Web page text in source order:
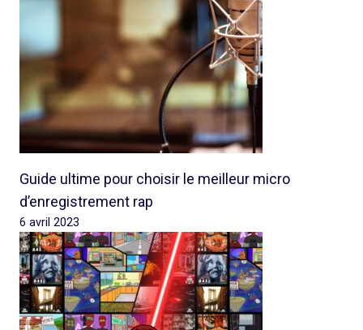
Guide ultime pour choisir le meilleur micro
d’enregistrement rap
6 avril 2023